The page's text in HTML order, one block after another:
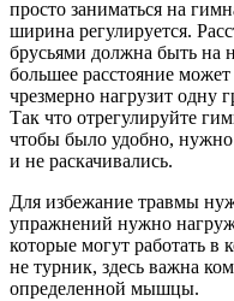
просто заниматься на
ширина регулируется.
брусьями должна быть на
большее расстояние
чрезмерно нагрузит
Так что отрегулируйте
чтобы было удобно,
и не раскачивались.
Для избежание травмы
упражнений нужно
которые могут работать
не турник, здесь важна
определенной мышцы.